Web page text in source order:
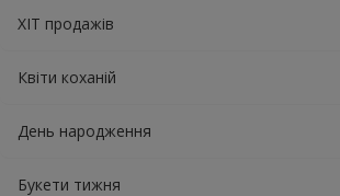
ХІТ продажів
Квіти коханій
День народження
Букети тижня